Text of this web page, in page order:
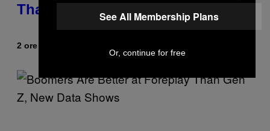
Than Anyone Else, Survey Finds
2 ore fa
See All Membership Plans
Or, continue for free